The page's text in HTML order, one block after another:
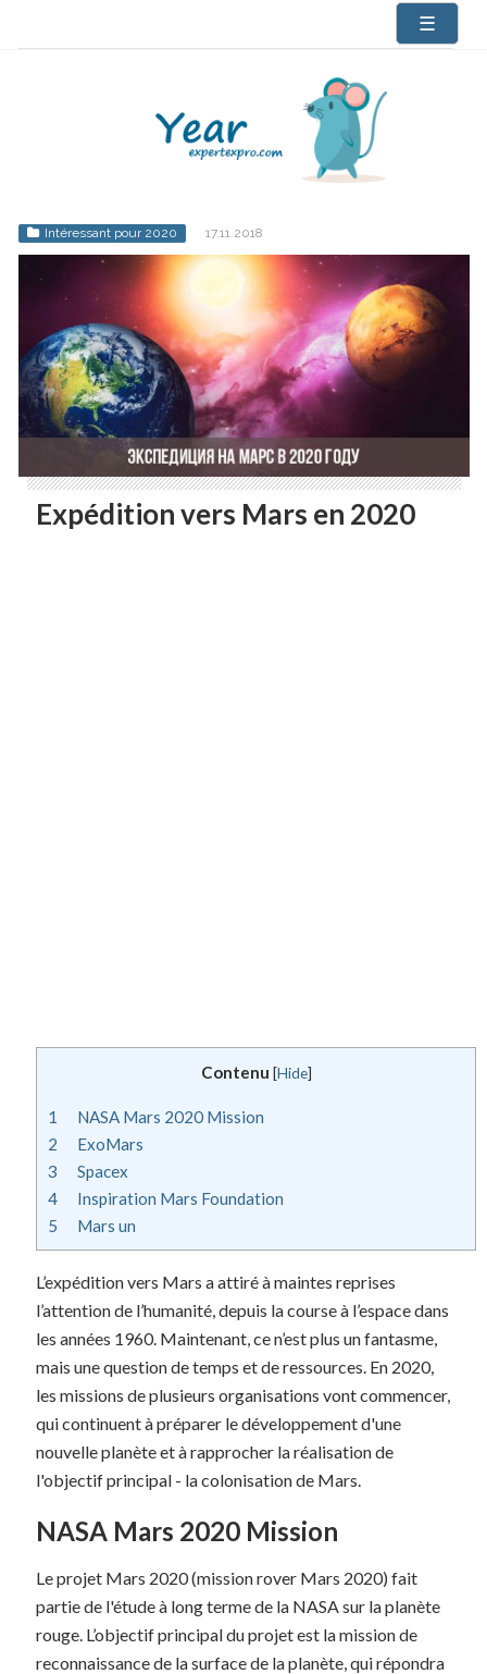
☰
Intéressant pour 2020 17.11.2018
Expédition vers Mars en 2020
Contenu [Hide]
1
NASA Mars 2020 Mission
2
ExoMars
3
Spacex
4
Inspiration Mars Foundation
5
Mars un
L’expédition vers Mars a attiré à maintes reprises
l’attention de l’humanité, depuis la course à l’espace dans
les années 1960. Maintenant, ce n’est plus un fantasme,
mais une question de temps et de ressources. En 2020,
les missions de plusieurs organisations vont commencer,
qui continuent à préparer le développement d'une
nouvelle planète et à rapprocher la réalisation de
l'objectif principal - la colonisation de Mars.
NASA Mars 2020 Mission
Le projet Mars 2020 (mission rover Mars 2020) fait
partie de l'étude à long terme de la NASA sur la planète
rouge. L’objectif principal du projet est la mission de
reconnaissance de la surface de la planète, qui répondra